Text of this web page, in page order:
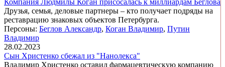
Компания Людмилы Коган присосалась к миллиардам Беглова
Друзья, семья, деловые партнеры – кто получает подряды на
реставрацию знаковых объектов Петербурга.
Персоны: Беглов Александр, Коган Владимир, Путин
Владимир
28.02.2023
Сын Христенко сбежал из "Нанолекса"
Владимир Христенко оставил фармацевтическую компанию